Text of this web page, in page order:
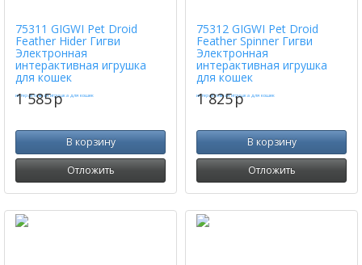
75311 GIGWI Pet Droid
Feather Hider Гигви
Электронная
интерактивная игрушка
для кошек
1 585p
В корзину
Отложить
75312 GIGWI Pet Droid
Feather Spinner Гигви
Электронная
интерактивная игрушка
для кошек
1 825p
В корзину
Отложить